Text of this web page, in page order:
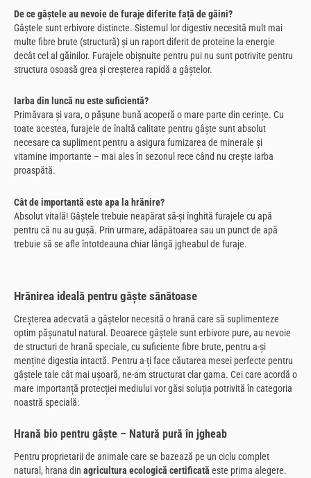
De ce gâștele au nevoie de furaje diferite față de găini?
Gâștele sunt erbivore distincte. Sistemul lor digestiv necesită mult mai
multe fibre brute (structură) și un raport diferit de proteine la energie
decât cel al găinilor. Furajele obișnuite pentru pui nu sunt potrivite pentru
structura osoasă grea și creșterea rapidă a gâștelor.
Iarba din luncă nu este suficientă?
Primăvara și vara, o pășune bună acoperă o mare parte din cerințe. Cu
toate acestea, furajele de înaltă calitate pentru gâște sunt absolut
necesare ca supliment pentru a asigura furnizarea de minerale și
vitamine importante – mai ales în sezonul rece când nu crește iarba
proaspătă.
Cât de importantă este apa la hrănire?
Absolut vitală! Gâștele trebuie neapărat să-și înghită furajele cu apă
pentru că nu au gușă. Prin urmare, adăpătoarea sau un punct de apă
trebuie să se afle întotdeauna chiar lângă jgheabul de furaje.
Hrănirea ideală pentru gâște sănătoase
Creșterea adecvată a gâștelor necesită o hrană care să suplimenteze
optim pășunatul natural. Deoarece gâștele sunt erbivore pure, au nevoie
de structuri de hrană speciale, cu suficiente fibre brute, pentru a-și
menține digestia intactă. Pentru a-ți face căutarea mesei perfecte pentru
gâștele tale cât mai ușoară, ne-am structurat clar gama. Cei care acordă o
mare importanță protecției mediului vor găsi soluția potrivită în categoria
noastră specială:
Hrană bio pentru gâște – Natură pură în jgheab
Pentru proprietarii de animale care se bazează pe un ciclu complet
natural, hrana din agricultura ecologică certificată este prima alegere.